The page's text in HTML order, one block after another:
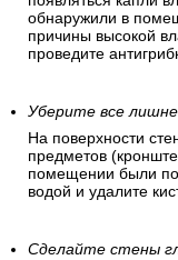
обнаружили в
причины высокой
проведите
Уберите все
На поверхности
предметов
помещении были
водой и удалите
Сделайте стены